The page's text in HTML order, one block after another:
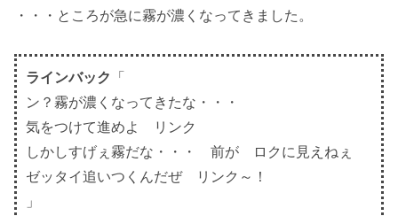
・・・ところが急に霧が濃くなってきました。
ラインバック
「
ン？霧が濃くなってきたな・・・
気をつけて進めよ リンク
しかしすげぇ霧だな・・・ 前が ロクに見えねぇ
ゼッタイ追いつくんだぜ リンク～！
」